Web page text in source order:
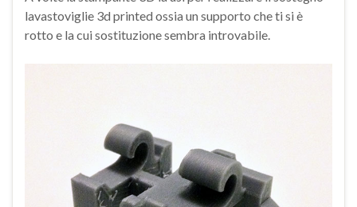
lavastoviglie 3d printed ossia un supporto che ti si è
rotto e la cui sostituzione sembra introvabile.